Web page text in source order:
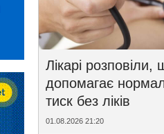
Лікарі розповіли,
допомагає
тиск без ліків
01.08.2026 21:20